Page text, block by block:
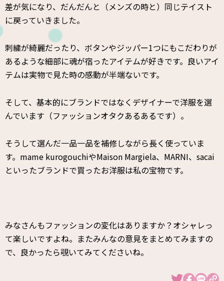
差が気になり、だんだんと（メンズの時と）同じテイスト
に戻っていきました。
刺繍が綺麗だったり、ボタンやジッパー1つにもこだわりが
あるような細部に魂が宿ったアイテムが好きです。良いアイ
テムは実物で見た時の感動が半端ないです。
そして、基本的にブランドではなくデザイナーで洋服を選
んでいます（ファッションオタクあるあるです）。
そうして選んだ一品一品を補修しながら長く使っていま
す。mame kurogouchiやMaison Margiela、MARNI、sacai
といったブランドで買ったお洋服は私の宝物です。
みなさんもファッションの変化はありますか？オシャレっ
て楽しいですよね。またみんなの意見をまとめてみますの
で、良かったら覗いてみてくださいね。